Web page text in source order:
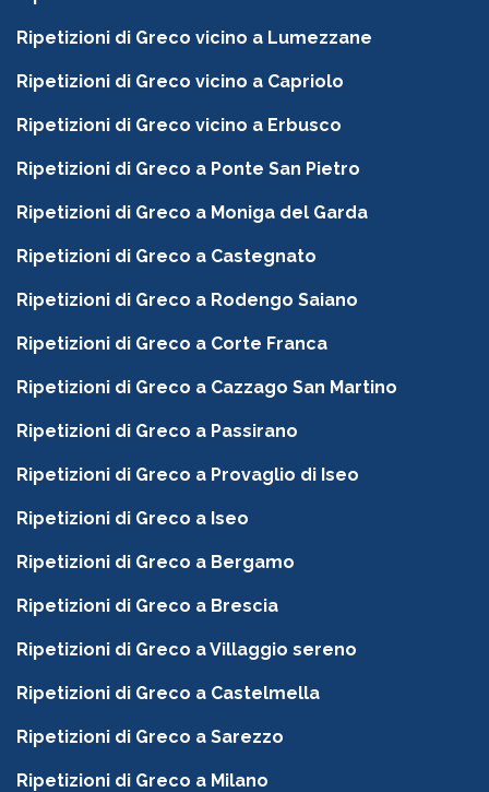
Ripetizioni di Greco vicino a Lumezzane
Ripetizioni di Greco vicino a Capriolo
Ripetizioni di Greco vicino a Erbusco
Ripetizioni di Greco a Ponte San Pietro
Ripetizioni di Greco a Moniga del Garda
Ripetizioni di Greco a Castegnato
Ripetizioni di Greco a Rodengo Saiano
Ripetizioni di Greco a Corte Franca
Ripetizioni di Greco a Cazzago San Martino
Ripetizioni di Greco a Passirano
Ripetizioni di Greco a Provaglio di Iseo
Ripetizioni di Greco a Iseo
Ripetizioni di Greco a Bergamo
Ripetizioni di Greco a Brescia
Ripetizioni di Greco a Villaggio sereno
Ripetizioni di Greco a Castelmella
Ripetizioni di Greco a Sarezzo
Ripetizioni di Greco a Milano